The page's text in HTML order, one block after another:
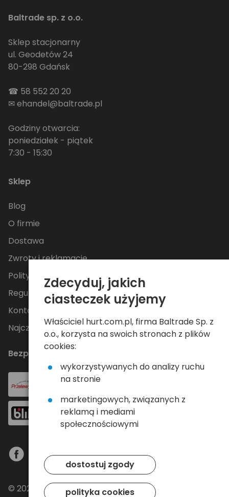
Baltrade sp. z o.o.
Sklep stacjonarny
ul. Geodetów 24
80-298 Gdańsk
☎ 58 552 20 20
✉ehandel@baltrade.pl
Godziny otwarcia:
poniedziałek - piątek
7:30 - 15:30
Sklep
Blog
O firmie
Dostawa
Zwroty i reklamacje
Polityka Prywatności
Regulamin
Kontakt
Najczęściej zadawane pytania
Bezpieczne płatności
© 2024 Baltrade sp. z o.o. - Wszelkie prawa
Zdecyduj, jakich
ciasteczek użyjemy
Właściciel hurt.com.pl, firma Baltrade Sp. z
o.o., korzysta na swoich stronach z plików
cookies:
wykorzystywanych do analizy ruchu
na stronie
marketingowych, związanych z
reklamą i mediami
społecznościowymi
dostostuj zgody
polityka cookies